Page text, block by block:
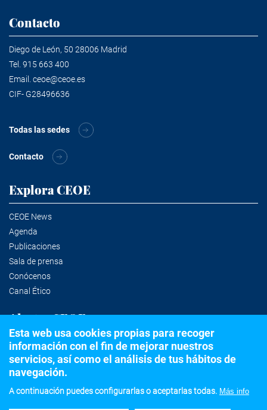
Contacto
Diego de León, 50 28006 Madrid
Tel. 915 663 400
Email. ceoe@ceoe.es
CIF- G28496636
Todas las sedes
Contacto
Explora CEOE
CEOE News
Agenda
Publicaciones
Sala de prensa
Conócenos
Canal Ético
Alertas CEOE
Suscríbete a la newsletter
Esta web usa cookies propias para recoger
información con el fin de mejorar nuestros
servicios, así como el análisis de tus hábitos de
navegación.
A continuación puedes configurarlas o aceptarlas todas. Más info